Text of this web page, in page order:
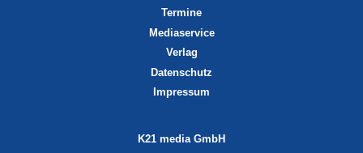
Termine
Mediaservice
Verlag
Datenschutz
Impressum
K21 media GmbH